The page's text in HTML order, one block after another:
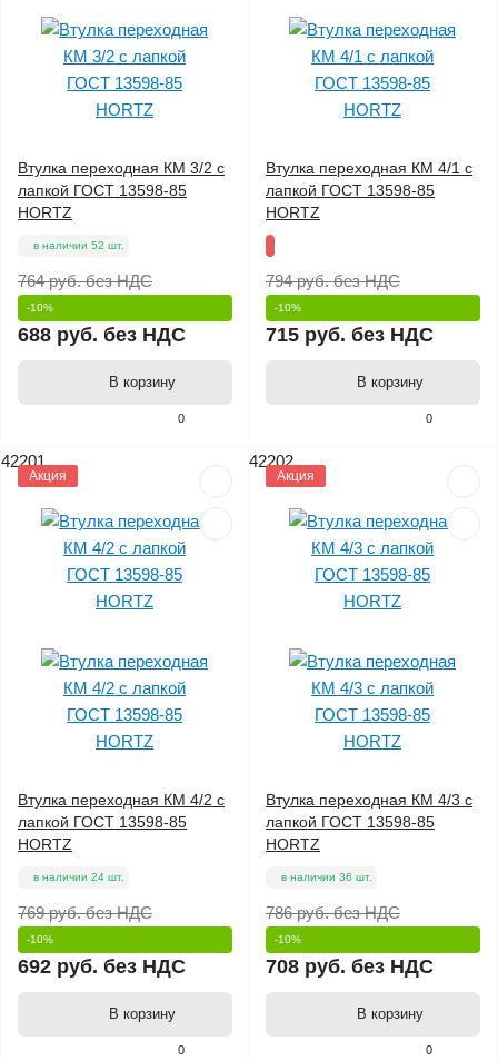
0
Втулка переходная КМ 3/2 с
лапкой ГОСТ 13598-85
HORTZ
в наличии 52 шт.
764 руб.без НДС
-10%
688 руб. без НДС
В корзину
0
Втулка переходная КМ 4/1 с
лапкой ГОСТ 13598-85
HORTZ
794 руб.без НДС
-10%
715 руб. без НДС
В корзину
42201
Акция
0
Втулка переходная КМ 4/2 с
лапкой ГОСТ 13598-85
HORTZ
в наличии 24 шт.
769 руб.без НДС
-10%
692 руб. без НДС
В корзину
42202
Акция
0
Втулка переходная КМ 4/3 с
лапкой ГОСТ 13598-85
HORTZ
в наличии 36 шт.
786 руб.без НДС
-10%
708 руб. без НДС
В корзину